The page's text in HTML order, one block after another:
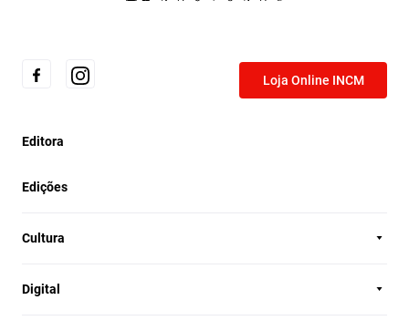
Loja Online INCM
Editora
Edições
Cultura
Digital